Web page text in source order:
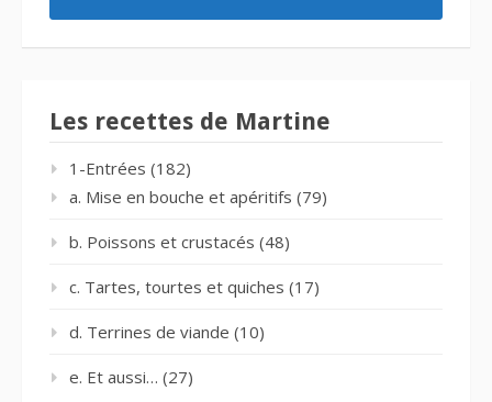
Les recettes de Martine
1-Entrées (182)
a. Mise en bouche et apéritifs (79)
b. Poissons et crustacés (48)
c. Tartes, tourtes et quiches (17)
d. Terrines de viande (10)
e. Et aussi… (27)